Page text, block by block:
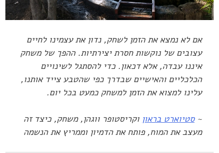
אם לא נמצא את הזמן לשחק, נדון את עצמינו לחיים
עצובים של נוקשות ‏חסרת יצירתיות. ההפך של משחק
איננו עבדה, אלא דכאון. כדי להסתגל ‏לשינויים
הכלכליים והאישיים שבדרך כפי שהטבע צייד אותנו,
עלינו למצוא ‏את הזמן למשחק כמעט בכל יום.
~סטיוארט בראון וקריסטופר ווגהן, משחק, כיצד זה
מעצב את המוח, פותח ‏את הדמיון וממריץ את הנשמה